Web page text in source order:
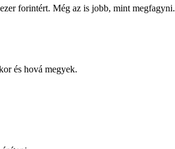
forintért. Még az is jobb, mint megfagyni.
és hová megyek.